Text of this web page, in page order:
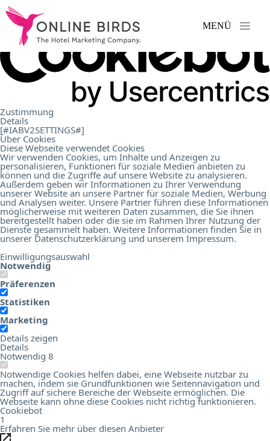
Zustimmung
Details
[#IABV2SETTINGS#]
Über Cookies
Diese Webseite verwendet Cookies
Wir verwenden Cookies, um Inhalte und Anzeigen zu
personalisieren, Funktionen für soziale Medien anbieten zu
können und die Zugriffe auf unsere Website zu analysieren.
Außerdem geben wir Informationen zu Ihrer Verwendung
unserer Website an unsere Partner für soziale Medien, Werbung
und Analysen weiter. Unsere Partner führen diese Informationen
möglicherweise mit weiteren Daten zusammen, die Sie ihnen
bereitgestellt haben oder die sie im Rahmen Ihrer Nutzung der
Dienste gesammelt haben. Weitere Informationen finden Sie in
unserer Datenschutzerklärung und unserem Impressum.
Einwilligungsauswahl
Notwendig
Präferenzen
Statistiken
Marketing
Details zeigen
Details
Notwendig 8
Notwendige Cookies helfen dabei, eine Webseite nutzbar zu
machen, indem sie Grundfunktionen wie Seitennavigation und
Zugriff auf sichere Bereiche der Webseite ermöglichen. Die
Webseite kann ohne diese Cookies nicht richtig funktionieren.
Cookiebot
1
Erfahren Sie mehr über diesen Anbieter
Leistungen.
Referenzen .
Über
uns.
Karriere.
Kontakt.
MENÜ